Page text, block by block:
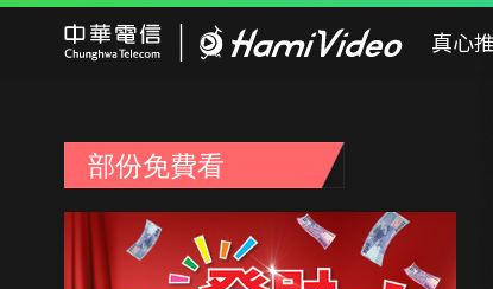
真心
部份免費看